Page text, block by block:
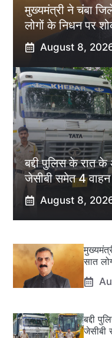
मुख्यमंत्री ने चंबा
लोगों के निधन पर
August 8,
बद्दी पुलिस के रात
जेसीबी समेत 4
August 8,
सात
बद्दी
जेसीबी